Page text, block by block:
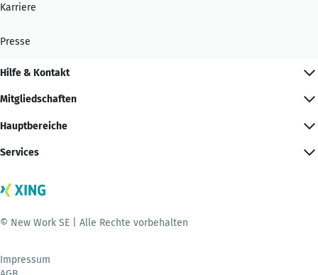
Karriere
Presse
Hilfe & Kontakt
Mitgliedschaften
Hauptbereiche
Services
© New Work SE | Alle Rechte vorbehalten
Impressum